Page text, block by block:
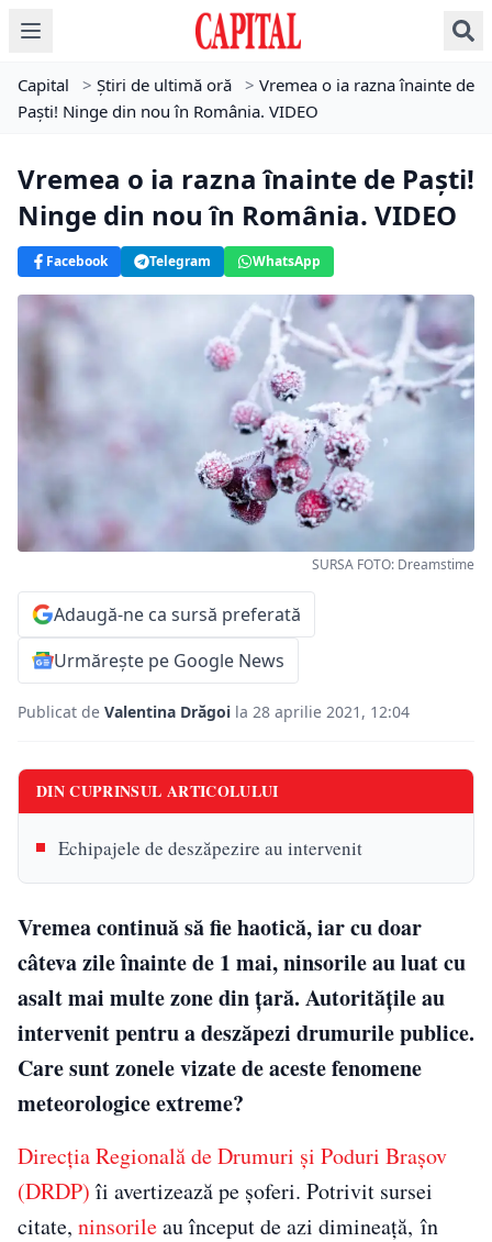
Capital > Știri de ultimă oră > Vremea o ia razna înainte de
Paști! Ninge din nou în România. VIDEO
Vremea o ia razna înainte de Paști!
Ninge din nou în România. VIDEO
Facebook Telegram WhatsApp
SURSA FOTO: Dreamstime
Adaugă-ne ca sursă preferată
Urmărește pe Google News
Publicat de Valentina Drăgoi la 28 aprilie 2021, 12:04
DIN CUPRINSUL ARTICOLULUI
Echipajele de deszăpezire au intervenit
Vremea continuă să fie haotică, iar cu doar
câteva zile înainte de 1 mai, ninsorile au luat cu
asalt mai multe zone din țară. Autoritățile au
intervenit pentru a deszăpezi drumurile publice.
Care sunt zonele vizate de aceste fenomene
meteorologice extreme?
Direcţia Regională de Drumuri şi Poduri Braşov
(DRDP)îi avertizează pe șoferi. Potrivit sursei
citate, ninsorileau început de azi dimineață, în